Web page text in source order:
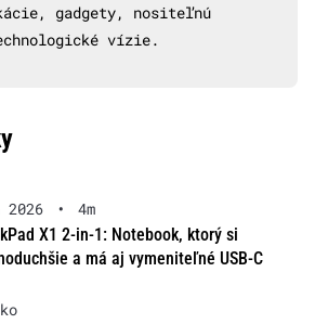
gadgety, nositeľnú
vízie.
•
4m
X1 2-in-1: Notebook, ktorý si
a má aj vymeniteľné USB-C